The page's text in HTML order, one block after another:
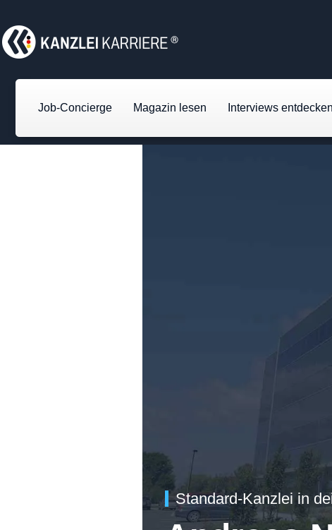
Job-Concierge Magazin lesen Interviews entdecken
Standard-Kanzlei in